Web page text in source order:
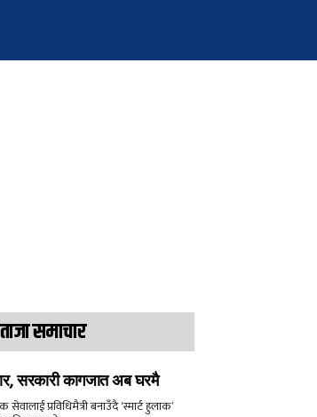
ताजा समाचार
सरकारी कागजात अब घरमै
प्रविधिमैत्री बनाउँदै ‘स्मार्ट हुलाक’